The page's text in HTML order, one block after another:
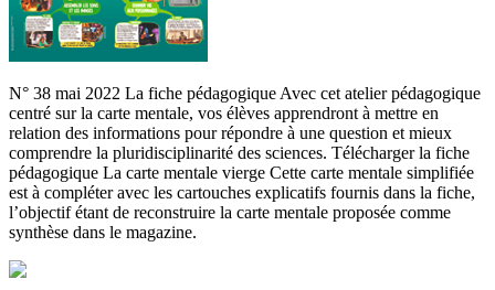
N° 38 mai 2022 La fiche pédagogique Avec cet atelier pédagogique
centré sur la carte mentale, vos élèves apprendront à mettre en
relation des informations pour répondre à une question et mieux
comprendre la pluridisciplinarité des sciences. Télécharger la fiche
pédagogique La carte mentale vierge Cette carte mentale simplifiée
est à compléter avec les cartouches explicatifs fournis dans la fiche,
l’objectif étant de reconstruire la carte mentale proposée comme
synthèse dans le magazine.